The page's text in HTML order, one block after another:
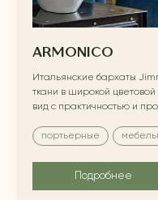
ARMONICO
Итальянские бархаты
ткани в широкой
вид с практичностью и
портьерные
Подробнее